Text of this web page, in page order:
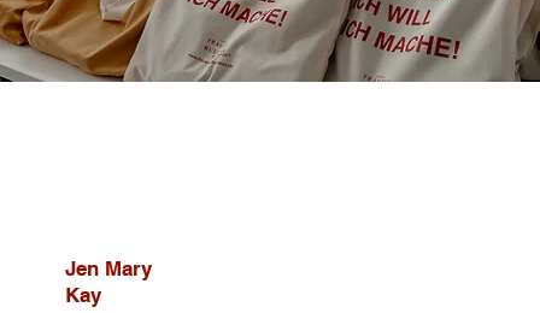
Jen Mary
Kay